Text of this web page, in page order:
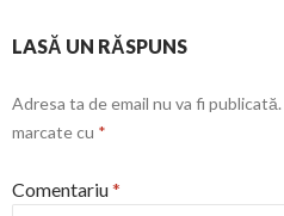
LASĂ UN RĂSPUNS
Adresa ta de email nu va fi publicată.
marcate cu *
Comentariu*